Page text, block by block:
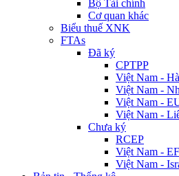
Bộ Tài chính
Cơ quan khác
Biểu thuế XNK
FTAs
Đã ký
CPTPP
Việt Nam -
Việt Nam -
Việt Nam -
Việt Nam -
Chưa ký
RCEP
Việt Nam -
Việt Nam -